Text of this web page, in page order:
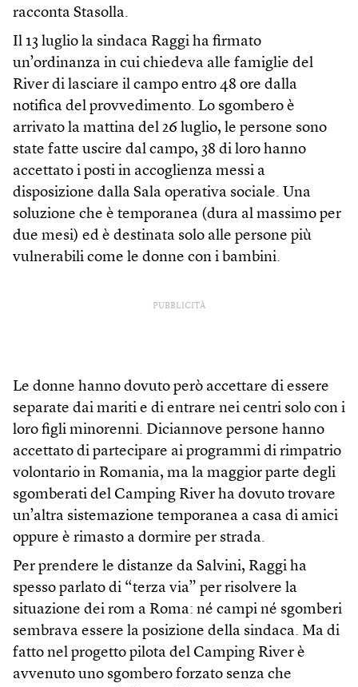
racconta Stasolla.
Il 13 luglio la sindaca Raggi ha firmato
un’ordinanza in cui chiedeva alle famiglie del
River di lasciare il campo entro 48 ore dalla
notifica del provvedimento. Lo sgombero è
arrivato la mattina del 26 luglio, le persone sono
state fatte uscire dal campo, 38 di loro hanno
accettato i posti in accoglienza messi a
disposizione dalla Sala operativa sociale. Una
soluzione che è temporanea (dura al massimo per
due mesi) ed è destinata solo alle persone più
vulnerabili come le donne con i bambini.
PUBBLICITÀ
Le donne hanno dovuto però accettare di essere
separate dai mariti e di entrare nei centri solo con i
loro figli minorenni. Diciannove persone hanno
accettato di partecipare ai programmi di rimpatrio
volontario in Romania, ma la maggior parte degli
sgomberati del Camping River ha dovuto trovare
un’altra sistemazione temporanea a casa di amici
oppure è rimasto a dormire per strada.
Per prendere le distanze da Salvini, Raggi ha
spesso parlato di “terza via” per risolvere la
situazione dei rom a Roma: né campi né sgomberi
sembrava essere la posizione della sindaca. Ma di
fatto nel progetto pilota del Camping River è
avvenuto uno sgombero forzato senza che